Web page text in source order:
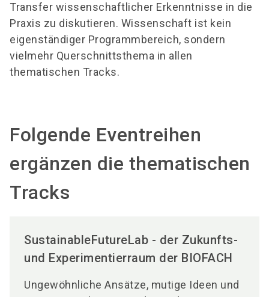
Transfer wissenschaftlicher Erkenntnisse in die
Praxis zu diskutieren. Wissenschaft ist kein
eigenständiger Programmbereich, sondern
vielmehr Querschnittsthema in allen
thematischen Tracks.
Folgende Eventreihen
ergänzen die thematischen
Tracks
SustainableFutureLab - der Zukunfts-
und Experimentierraum der BIOFACH
Ungewöhnliche Ansätze, mutige Ideen und